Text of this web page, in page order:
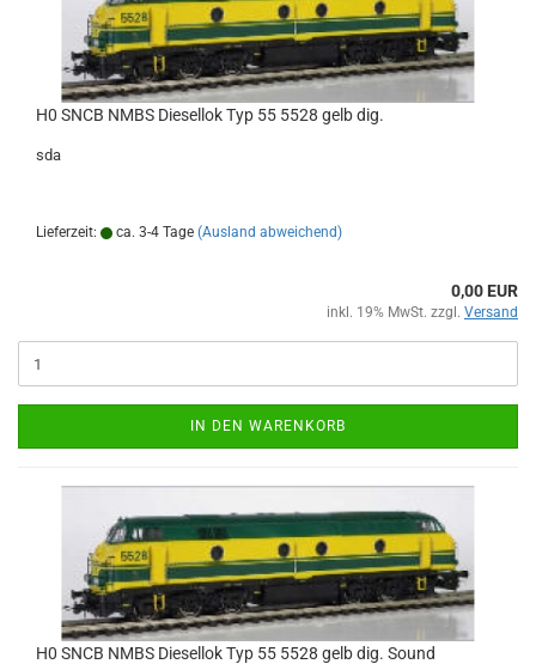
H0 SNCB NMBS Diesellok Typ 55 5528 gelb dig.
sda
Lieferzeit: ca. 3-4 Tage (Ausland abweichend)
0,00 EUR
inkl. 19% MwSt. zzgl. Versand
IN DEN WARENKORB
H0 SNCB NMBS Diesellok Typ 55 5528 gelb dig. Sound